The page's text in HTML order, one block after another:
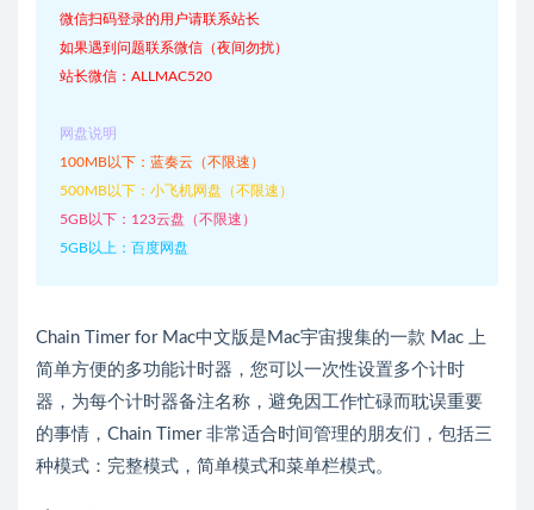
微信扫码登录的用户请联系站长
如果遇到问题联系微信（夜间勿扰）
站长微信：ALLMAC520
网盘说明
100MB以下：蓝奏云（不限速）
500MB以下：小飞机网盘（不限速）
5GB以下：123云盘（不限速）
5GB以上：百度网盘
Chain Timer for Mac中文版是Mac宇宙搜集的一款 Mac 上
简单方便的多功能计时器，您可以一次性设置多个计时
器，为每个计时器备注名称，避免因工作忙碌而耽误重要
的事情，Chain Timer 非常适合时间管理的朋友们，包括三
种模式：完整模式，简单模式和菜单栏模式。